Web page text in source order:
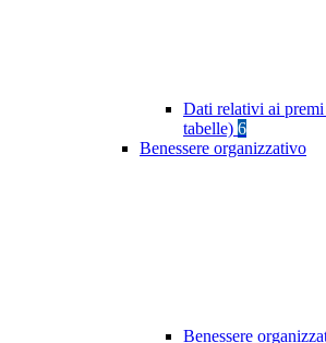
Dati relativi ai
tabelle) 6
Benessere organizzativo
Benessere